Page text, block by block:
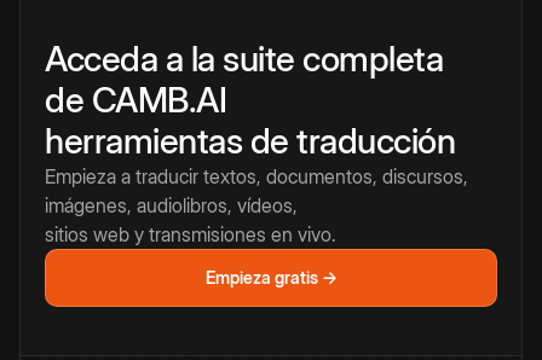
Acceda a la suite completa
de CAMB.AI
herramientas de traducción
Empieza a traducir textos, documentos, discursos,
imágenes, audiolibros, vídeos,
sitios web y transmisiones en vivo.
Empieza gratis →